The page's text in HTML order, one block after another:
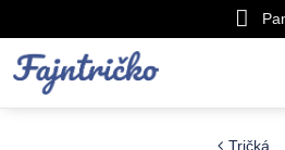
Tričká